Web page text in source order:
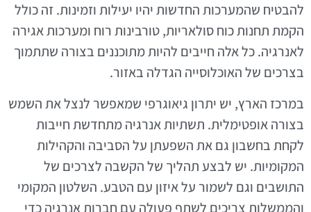
להבטיח שהמערכות החדשות יהיו יעילות וזמינות. זה כולל
הקמת תחנות כוח סולאריות, טורבינות רוח ומערכות אגירה
לאנרגיה. כל אלה חייבים להיות מתוכננים בצורה שתתמוך
בצרכים של האוכלוסייה הגדלה באזור.
במרכז הארץ, יש יתרון גיאוגרפי שמאפשר לנצל את השמש
בצורה אופטימלית. תשתיות אנרגיה מתחדשת חייבות
לקחת בחשבון גם את השפעתן על הסביבה והקהילות
המקומיות. יש לבצע תהליך של הקשבה לצרכים של
התושבים וגם לשמור על איזון עם הטבע. השלטון המקומי
והממשלות צריכים לשתף פעולה עם חברות אנרגיה כדי